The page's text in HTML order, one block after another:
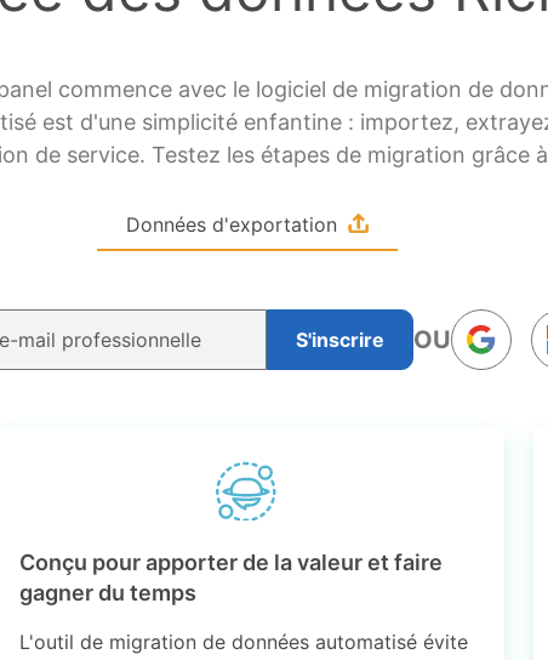
commence avec le logiciel de migration de
est d'une simplicité enfantine : importez,
de service. Testez les étapes de migration grâce
Données d'exportation
S'inscrire OU
Conçu pour apporter de la valeur et faire
gagner du temps
L'outil de migration de données automatisé évite